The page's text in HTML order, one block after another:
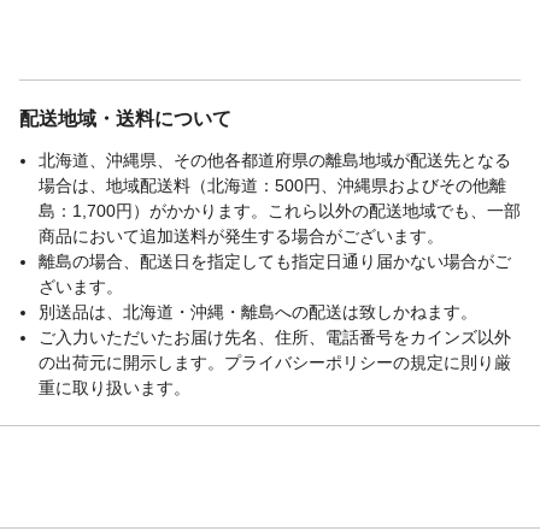
配送地域・送料について
北海道、沖縄県、その他各都道府県の離島地域が配送先となる
場合は、地域配送料（北海道：500円、沖縄県およびその他離
島：1,700円）がかかります。これら以外の配送地域でも、一部
商品において追加送料が発生する場合がございます。
離島の場合、配送日を指定しても指定日通り届かない場合がご
ざいます。
別送品は、北海道・沖縄・離島への配送は致しかねます。
ご入力いただいたお届け先名、住所、電話番号をカインズ以外
の出荷元に開示します。プライバシーポリシーの規定に則り厳
重に取り扱います。